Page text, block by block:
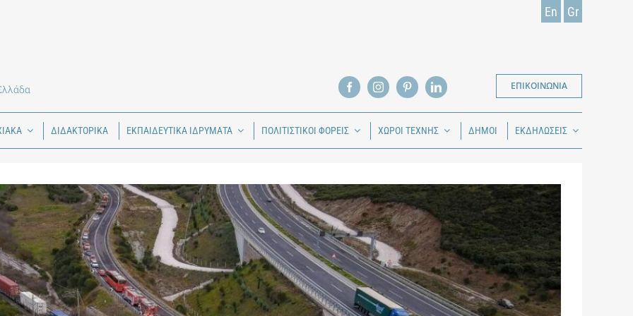
En Gr
ΕΠΙΚΟΙΝΩΝΙΑ
ΔΙΔΑΚΤΟΡΙΚΑ ΕΚΠΑΙΔΕΥΤΙΚΑ ΙΔΡΥΜΑΤΑ ΠΟΛΙΤΙΣΤΙΚΟΙ ΦΟΡΕΙΣ ΧΩΡΟΙ ΤΕΧΝΗΣ ΔΗΜΟΙ ΕΚΔΗΛΩΣΕΙΣ